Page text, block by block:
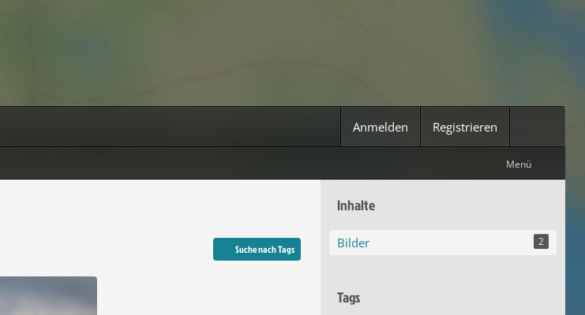
Anmelden Registrieren
Menü
Suche nach Tags
Inhalte
Bilder 2
Tags